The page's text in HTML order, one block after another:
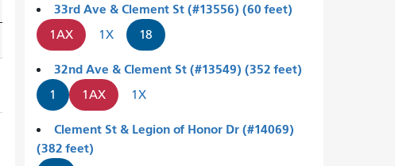
33rd Ave & Clement St (#13556) (60 feet)
1AX 1X 18
32nd Ave & Clement St (#13549) (352 feet)
1 1AX 1X
Clement St & Legion of Honor Dr (#14069)
(382 feet)